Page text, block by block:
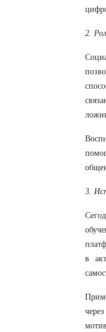
2.
3.
в